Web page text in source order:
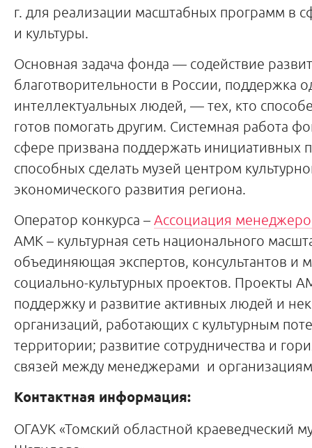
г. для реализации масштабных программ в
и культуры.
Основная задача фонда — содействие
благотворительности в России, поддержка
интеллектуальных людей, — тех, кто
готов помогать другим. Системная работа
сфере призвана поддержать инициативных
способных сделать музей центром
экономического развития региона.
Оператор конкурса – Ассоциация
АМК – культурная сеть национального
объединяющая экспертов, консультантов и
социально-культурных проектов. Проекты
поддержку и развитие активных людей и
организаций, работающих с культурным
территории; развитие сотрудничества и
связей между менеджерами и
Контактная информация:
ОГАУК «Томский областной краеведческий